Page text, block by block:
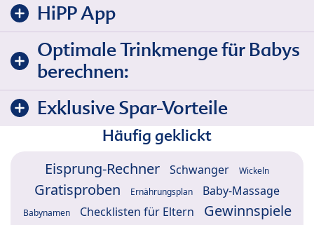
HiPP App
Optimale Trinkmenge für Babys
berechnen:
Exklusive Spar-Vorteile
Häufig geklickt
Eisprung-Rechner Schwanger Wickeln
Gratisproben Ernährungsplan Baby-Massage
Babynamen Checklisten für Eltern
Gewinnspiele